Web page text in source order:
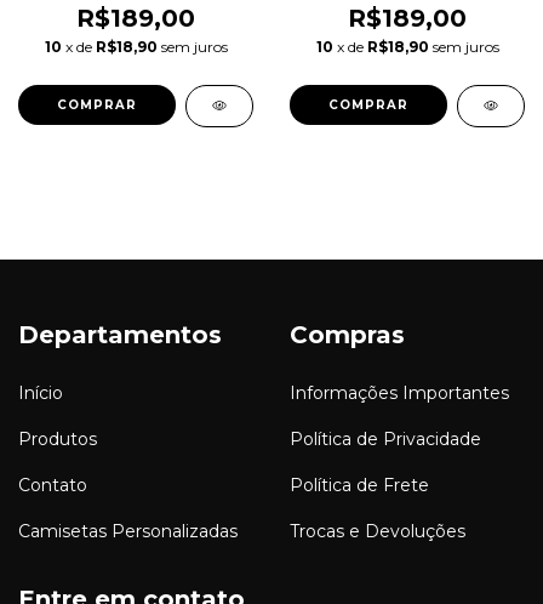
R$189,00
10 x de R$18,90 sem juros
COMPRAR
R$189,00
10 x de R$18,90 sem juros
COMPRAR
Departamentos
Início
Produtos
Contato
Camisetas Personalizadas
Compras
Informações Importantes
Política de Privacidade
Política de Frete
Trocas e Devoluções